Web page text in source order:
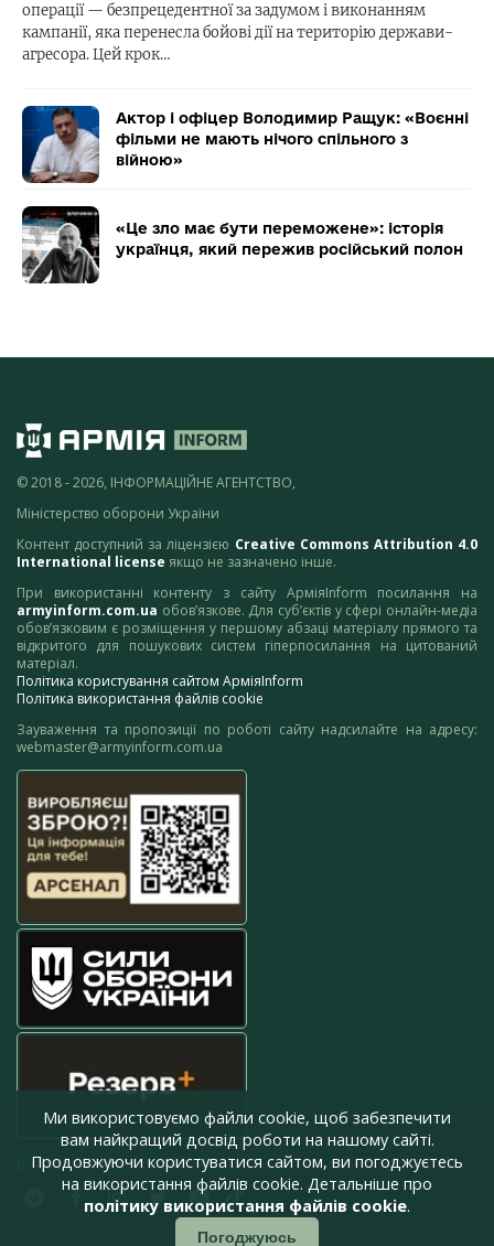
операції — безпрецедентної за задумом і виконанням
кампанії, яка перенесла бойові дії на територію держави-
агресора. Цей крок…
Актор і офіцер Володимир Ращук: «Воєнні
фільми не мають нічого спільного з
війною»
«Це зло має бути переможене»: історія
українця, який пережив російський полон
© 2018 - 2026, ІНФОРМАЦІЙНЕ АГЕНТСТВО,
Міністерство оборони України
Контент доступний за ліцензією Creative Commons Attribution 4.0
International license якщо не зазначено інше.
При використанні контенту з сайту АрміяInform посилання на
armyinform.com.ua обов’язкове. Для суб’єктів у сфері онлайн-медіа
обов’язковим є розміщення у першому абзаці матеріалу прямого та
відкритого для пошукових систем гіперпосилання на цитований
матеріал.
Політика користування сайтом АрміяInform
Політика використання файлів cookie
Зауваження та пропозиції по роботі сайту надсилайте на адресу:
webmaster@armyinform.com.ua
press@armyinform.com.ua
Ми використовуємо файли cookie, щоб забезпечити
вам найкращий досвід роботи на нашому сайті.
Продовжуючи користуватися сайтом, ви погоджуєтесь
на використання файлів cookie. Детальніше про
політику використання файлів cookie.
Погоджуюсь